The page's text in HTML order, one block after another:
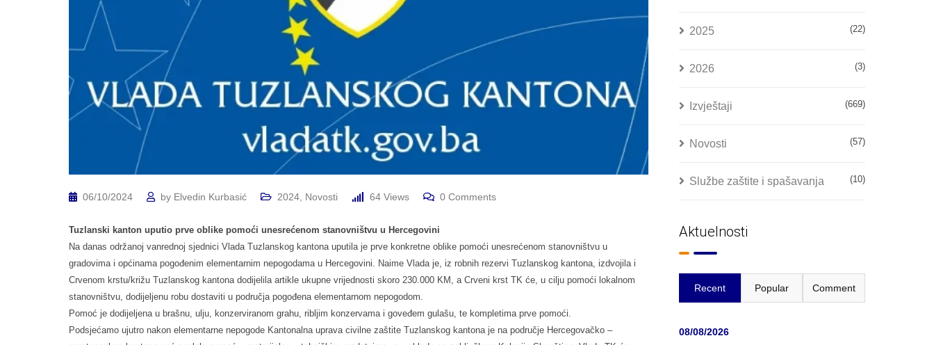
06/10/2024 by Elvedin Kurbasić 2024 Novosti 64 Views 0 Comments
Tuzlanski kanton uputio prve oblike pomoći unesrećenom stanovništvu u Hercegovini
Na danas održanoj vanrednoj sjednici Vlada Tuzlanskog kantona uputila je prve konkretne oblike pomoći unesrećenom stanovništvu u
gradovima i općinama pogođenim elementarnim nepogodama u Hercegovini. Naime Vlada je, iz robnih rezervi Tuzlanskog kantona, izdvojila i
Crvenom krstu/križu Tuzlanskog kantona dodijelila artikle ukupne vrijednosti skoro 230.000 KM, a Crveni krst TK će, u cilju pomoći lokalnom
stanovništvu, dodijeljenu robu dostaviti u područja pogođena elementarnom nepogodom.
Pomoć je dodijeljena u brašnu, ulju, konzerviranom grahu, ribljim konzervama i goveđem gulašu, te kompletima prve pomoći.
Podsjećamo ujutro nakon elementarne nepogode Kantonalna uprava civilne zaštite Tuzlanskog kantona je na područje Hercegovačko –
2025 (22)
2026 (3)
Izvještaji (669)
Novosti (57)
Službe zaštite i spašavanja (10)
Aktuelnosti
Recent Popular Comment
08/08/2026